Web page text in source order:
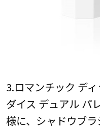
3.ロマンチック デ
ダイス デュアル パ
様に、シャドウブ